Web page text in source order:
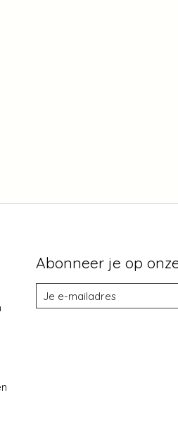
Abonneer je op